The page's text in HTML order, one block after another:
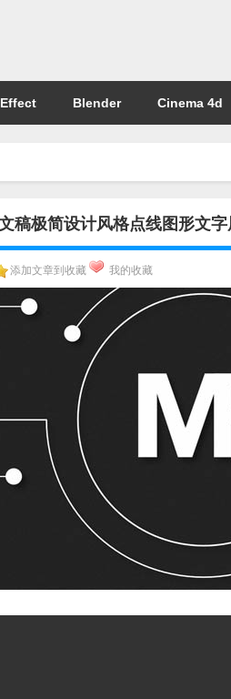
Blender Cinema 4d
稿极简设计风格点线图形文
添加文章到收藏 我的收藏